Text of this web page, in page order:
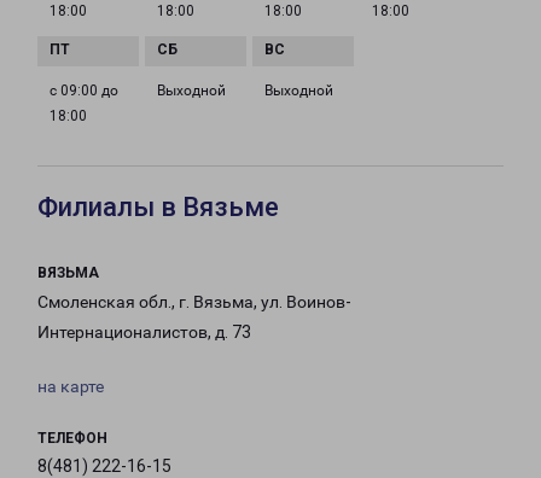
18:00
18:00
18:00
18:00
с 09:00 до
18:00
Выходной Выходной
Филиалы в Вязьме
ВЯЗЬМА
Смоленская обл., г. Вязьма, ул. Воинов-
Интернационалистов, д. 73
на карте
ТЕЛЕФОН
8(481) 222-16-15